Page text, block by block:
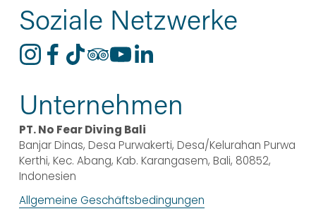
Soziale Netzwerke
Unternehmen
PT. No Fear Diving Bali
Banjar Dinas, Desa Purwakerti, Desa/Kelurahan Purwa
Kerthi, Kec. Abang, Kab. Karangasem, Bali, 80852,
Indonesien
Allgemeine Geschäftsbedingungen